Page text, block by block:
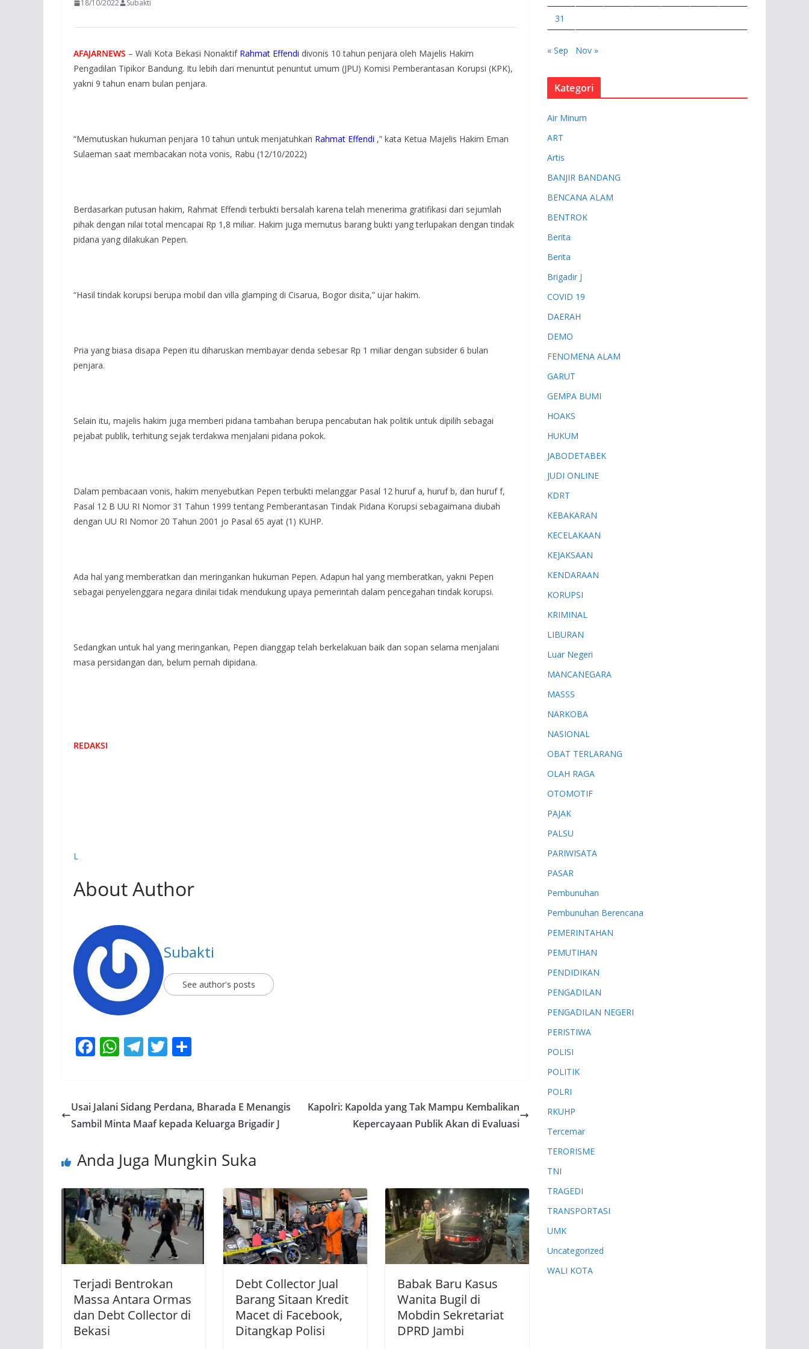
18/10/2022 Subakti
AFAJARNEWS – Wali Kota Bekasi NonaktifRahmat Effendi divonis 10 tahun penjara oleh Majelis Hakim
Pengadilan Tipikor Bandung. Itu lebih dari menuntut penuntut umum (JPU) Komisi Pemberantasan Korupsi (KPK),
yakni 9 tahun enam bulan penjara.
“Memutuskan hukuman penjara 10 tahun untuk menjatuhkan Rahmat Effendi ,” kata Ketua Majelis Hakim Eman
Sulaeman saat membacakan nota vonis, Rabu (12/10/2022)
Berdasarkan putusan hakim, Rahmat Effendi terbukti bersalah karena telah menerima gratifikasi dari sejumlah
pihak dengan nilai total mencapai Rp 1,8 miliar. Hakim juga memutus barang bukti yang terlupakan dengan tindak
pidana yang dilakukan Pepen.
“Hasil tindak korupsi berupa mobil dan villa glamping di Cisarua, Bogor disita,” ujar hakim.
Pria yang biasa disapa Pepen itu diharuskan membayar denda sebesar Rp 1 miliar dengan subsider 6 bulan
penjara.
Selain itu, majelis hakim juga memberi pidana tambahan berupa pencabutan hak politik untuk dipilih sebagai
pejabat publik, terhitung sejak terdakwa menjalani pidana pokok.
Dalam pembacaan vonis, hakim menyebutkan Pepen terbukti melanggar Pasal 12 huruf a, huruf b, dan huruf f,
Pasal 12 B UU RI Nomor 31 Tahun 1999 tentang Pemberantasan Tindak Pidana Korupsi sebagaimana diubah
dengan UU RI Nomor 20 Tahun 2001 jo Pasal 65 ayat (1) KUHP.
Ada hal yang memberatkan dan meringankan hukuman Pepen. Adapun hal yang memberatkan, yakni Pepen
sebagai penyelenggara negara dinilai tidak mendukung upaya pemerintah dalam pencegahan tindak korupsi.
Sedangkan untuk hal yang meringankan, Pepen dianggap telah berkelakuan baik dan sopan selama menjalani
masa persidangan dan, belum pernah dipidana.
REDAKSI
L
About Author
Subakti
See author's posts
F
b
o
k
W
s
A
p
T
gr
a
T
er e
Usai Jalani Sidang Perdana, Bharada E Menangis
Sambil Minta Maaf kepada Keluarga Brigadir J
Kapolri: Kapolda yang Tak Mampu Kembalikan
Kepercayaan Publik Akan di Evaluasi
Anda Juga Mungkin Suka
Terjadi Bentrokan
Massa Antara Ormas
dan Debt Collector di
Bekasi
Debt Collector Jual
Barang Sitaan Kredit
Macet di Facebook,
Ditangkap Polisi
Babak Baru Kasus
Wanita Bugil di
Mobdin Sekretariat
DPRD Jambi
31
« Sep Nov »
Kategori
Air Minum
ART
Artis
BANJIR BANDANG
BENCANA ALAM
BENTROK
Berita
Berita
Brigadir J
COVID 19
DAERAH
DEMO
FENOMENA ALAM
GARUT
GEMPA BUMI
HOAKS
HUKUM
JABODETABEK
JUDI ONLINE
KDRT
KEBAKARAN
KECELAKAAN
KEJAKSAAN
KENDARAAN
KORUPSI
KRIMINAL
LIBURAN
Luar Negeri
MANCANEGARA
MASSS
NARKOBA
NASIONAL
OBAT TERLARANG
OLAH RAGA
OTOMOTIF
PAJAK
PALSU
PARIWISATA
PASAR
Pembunuhan
Pembunuhan Berencana
PEMERINTAHAN
PEMUTIHAN
PENDIDIKAN
PENGADILAN
PENGADILAN NEGERI
PERISTIWA
POLISI
POLITIK
POLRI
RKUHP
Tercemar
TERORISME
TNI
TRAGEDI
TRANSPORTASI
UMK
Uncategorized
WALI KOTA